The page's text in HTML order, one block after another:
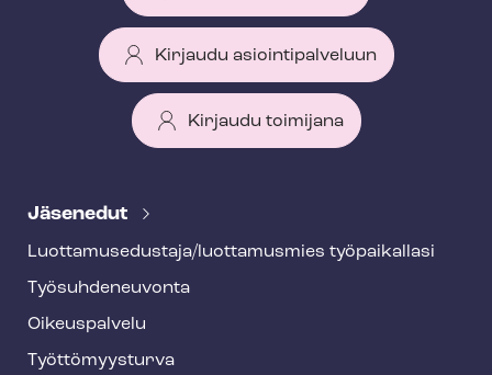
Kirjaudu asiointipalveluun
Kirjaudu toimijana
e
f
o
o
Jäsenedut
Luot­ta­muse­dus­ta­ja/luottamusmies työpaikallasi
Työ­suh­de­neu­von­ta
Oikeuspalvelu
Työt­tö­myys­tur­va